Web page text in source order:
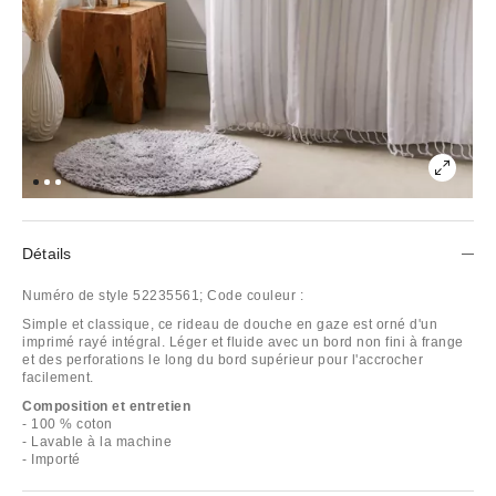
Détails
Numéro de style 52235561; Code couleur :
Simple et classique, ce rideau de douche en gaze est orné d'un
imprimé rayé intégral. Léger et fluide avec un bord non fini à frange
et des perforations le long du bord supérieur pour l'accrocher
facilement.
Composition et entretien
- 100 % coton
- Lavable à la machine
- Importé